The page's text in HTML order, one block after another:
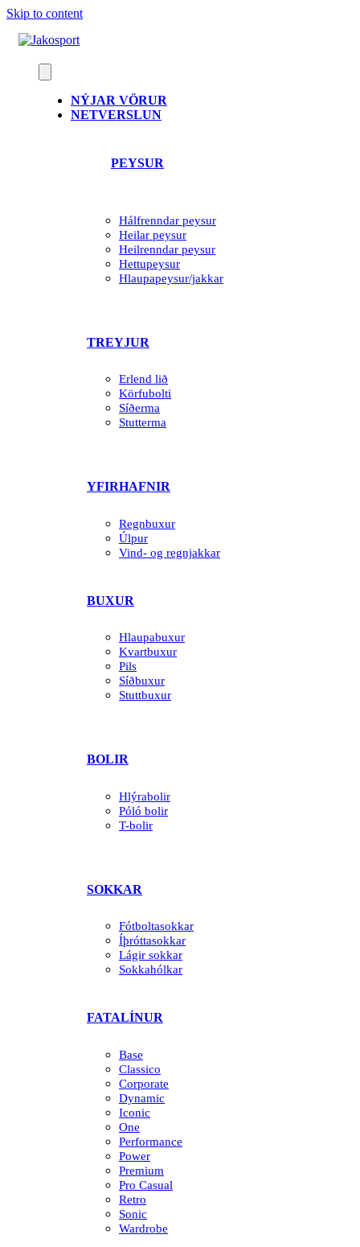
Skip to content
NÝJAR VÖRUR
NETVERSLUN
PEYSUR
Hálfrenndar peysur
Heilar peysur
Heilrenndar peysur
Hettupeysur
Hlaupapeysur/jakkar
TREYJUR
Erlend lið
Körfubolti
Síðerma
Stutterma
YFIRHAFNIR
Regnbuxur
Úlpur
Vind- og regnjakkar
BUXUR
Hlaupabuxur
Kvartbuxur
Pils
Síðbuxur
Stuttbuxur
BOLIR
Hlýrabolir
Póló bolir
T-bolir
SOKKAR
Fótboltasokkar
Íþróttasokkar
Lágir sokkar
Sokkahólkar
FATALÍNUR
Base
Classico
Corporate
Dynamic
Iconic
One
Performance
Power
Premium
Pro Casual
Retro
Sonic
Wardrobe